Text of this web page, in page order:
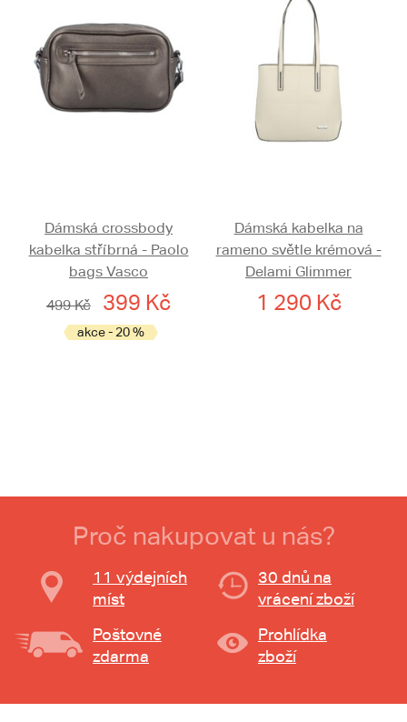
Dámská crossbody
kabelka stříbrná - Paolo
bags Vasco
499 Kč
399 Kč
akce - 20 %
Dámská kabelka na
rameno světle krémová -
Delami Glimmer
1 290 Kč
Proč nakupovat u nás?
11 výdejních
míst
30 dnů na
vrácení zboží
Poštovné
zdarma
Prohlídka
zboží